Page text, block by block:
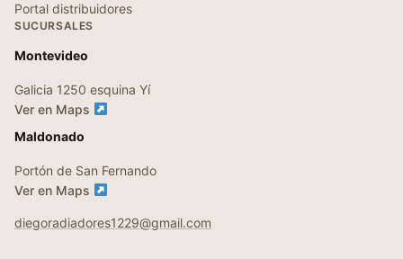
Portal distribuidores
SUCURSALES
Montevideo
Galicia 1250 esquina Yí
Ver en Maps
Maldonado
Portón de San Fernando
Ver en Maps
diegoradiadores1229@gmail.com